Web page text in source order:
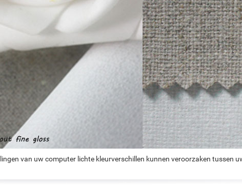
van uw computer lichte kleurverschillen kunnen veroorzaken tussen